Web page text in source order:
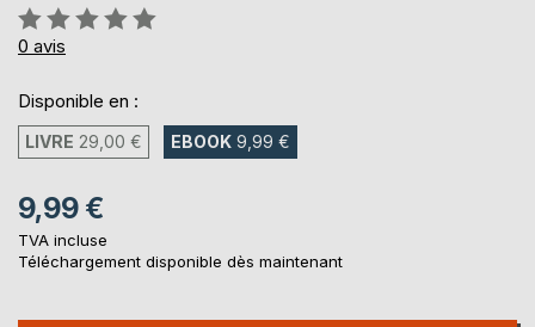
Évaluation:
0%
0 avis
Disponible en :
LIVRE 29,00 € EBOOK 9,99 €
9,99 €
TVA incluse
Téléchargement disponible dès maintenant